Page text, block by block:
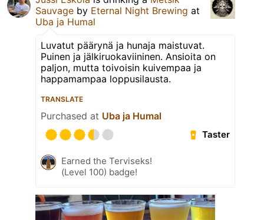
Sauvage by Eternal Night Brewing at
Uba ja Humal
Luvatut päärynä ja hunaja maistuvat.
Puinen ja jälkiruokaviininen. Ansioita on
paljon, mutta toivoisin kuivempaa ja
happamampaa loppusilausta.
TRANSLATE
Purchased at Uba ja Humal
Taster
Earned the Terviseks!
(Level 100) badge!